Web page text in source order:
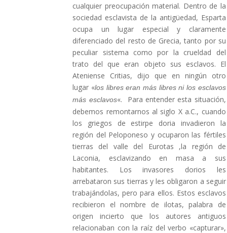
cualquier preocupación material. Dentro de la
sociedad esclavista de la antigüedad, Esparta
ocupa un lugar especial y claramente
diferenciado del resto de Grecia, tanto por su
peculiar sistema como por la crueldad del
trato del que eran objeto sus esclavos. El
Ateniense Critias, dijo que en ningún otro
lugar «los libres eran más libres ni los esclavos
más esclavos«. Para entender esta situación,
debemos remontarnos al siglo X a.C., cuando
los griegos de estirpe doria invadieron la
región del Peloponeso y ocuparon las fértiles
tierras del valle del Eurotas ,la región de
Laconia, esclavizando en masa a sus
habitantes. Los invasores dorios les
arrebataron sus tierras y les obligaron a seguir
trabajándolas, pero para ellos. Estos esclavos
recibieron el nombre de ilotas, palabra de
origen incierto que los autores antiguos
relacionaban con la raíz del verbo «capturar»,